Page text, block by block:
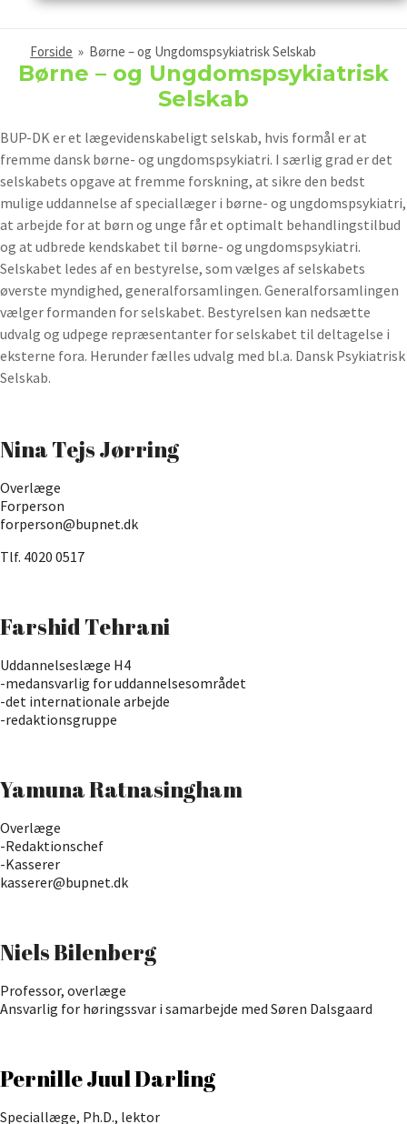
Forside » Børne – og Ungdomspsykiatrisk Selskab
Børne – og Ungdomspsykiatrisk
Selskab
BUP-DK er et lægevidenskabeligt selskab, hvis formål er at
fremme dansk børne- og ungdoms­psykiatri. I særlig grad er det
selskabets opgave at fremme forskning, at sikre den bedst
mulige uddannelse af speciallæger i børne- og ungdomspsykiatri,
at arbejde for at børn og unge får et optimalt behandlingstilbud
og at udbrede kendskabet til børne- og ungdomspsykiatri.
Selskabet ledes af en bestyrelse, som vælges af selskabets
øverste myndighed, general­forsam­lingen. Generalforsamlingen
vælger forman­den for selskabet. Bestyrelsen kan ned­sætte
udvalg og udpege repræsentanter for selskabet til deltagelse i
eksterne fora. Herunder fælles udvalg med bl.a. Dansk Psykiatrisk
Selskab.
Nina Tejs Jørring
Overlæge
Forperson
forperson@bupnet.dk
Tlf. 4020 0517
Farshid Tehrani
Uddannelseslæge H4
-medansvarlig for uddannelsesområdet
-det internationale arbejde
-redaktionsgruppe
Yamuna Ratnasingham
Overlæge
-Redaktionschef
-Kasserer
kasserer@bupnet.dk
Niels Bilenberg
Professor, overlæge
Ansvarlig for høringssvar i samarbejde med Søren Dalsgaard
Pernille Juul Darling
Speciallæge, Ph.D., lektor